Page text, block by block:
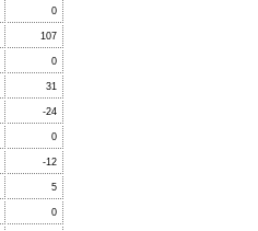
0
107
0
31
-24
0
-12
5
0